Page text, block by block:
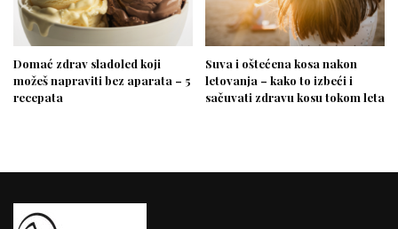
Domać zdrav sladoled koji
možeš napraviti bez aparata – 5
recepata
Suva i oštećena kosa nakon
letovanja – kako to izbeći i
sačuvati zdravu kosu tokom leta